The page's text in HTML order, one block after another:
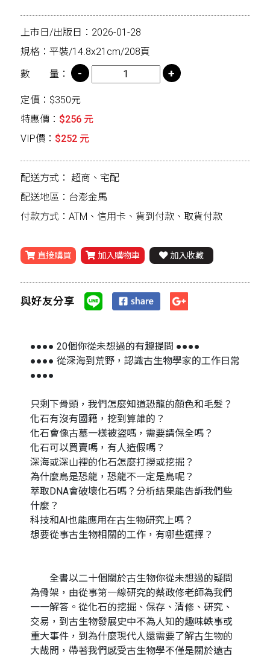
上市日/出版日：2026-01-28
規格：平裝/14.8x21cm/208頁
數 量：
定價：$350元
特惠價： $256 元
VIP價： $252 元
配送方式： 超商、宅配
配送地區：台澎金馬
付款方式：ATM、信用卡、貨到付款、取貨付款
直接購買 加入購物車 加入收藏
與好友分享
●●●● 20個你從未想過的有趣提問 ●●●●
●●●● 從深海到荒野，認識古生物學家的工作日常
●●●●
只剩下骨頭，我們怎麼知道恐龍的顏色和毛髮？
化石有沒有國籍，挖到算誰的？
化石會像古墓一樣被盜嗎，需要請保全嗎？
化石可以買賣嗎，有人造假嗎？
深海或深山裡的化石怎麼打撈或挖掘？
為什麼鳥是恐龍，恐龍不一定是鳥呢？
萃取DNA會破壞化石嗎？分析結果能告訴我們些
什麼？
科技和AI也能應用在古生物研究上嗎？
想要從事古生物相關的工作，有哪些選擇？
全書以二十個關於古生物你從未想過的疑問
為骨架，由從事第一線研究的蔡政修老師為我們
一一解答。從化石的挖掘、保存、清修、研究、
交易，到古生物發展史中不為人知的趣味軼事或
重大事件，到為什麼現代人還需要了解古生物的
大哉問，帶著我們感受古生物學不僅是關於遠古